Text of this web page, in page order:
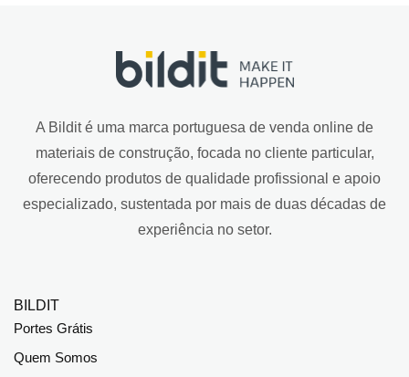
A Bildit é uma marca portuguesa de venda online de
materiais de construção, focada no cliente particular,
oferecendo produtos de qualidade profissional e apoio
especializado, sustentada por mais de duas décadas de
experiência no setor.
BILDIT
Portes Grátis
Quem Somos